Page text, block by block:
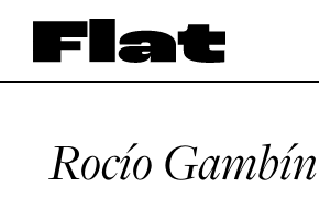
Rocío Gambín